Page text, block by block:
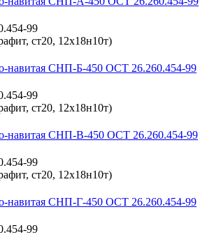
99
ст20, 12х18н10т)
навитая СНП-Б-450 ОСТ 26.260.454-99
99
ст20, 12х18н10т)
навитая СНП-В-450 ОСТ 26.260.454-99
99
ст20, 12х18н10т)
навитая СНП-Г-450 ОСТ 26.260.454-99
99